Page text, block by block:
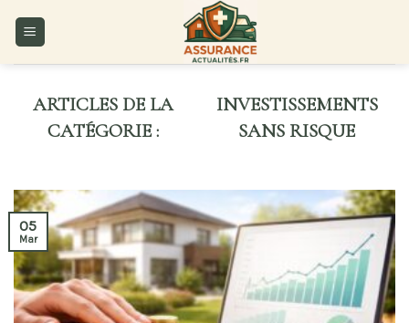
INVESTISSEMENTS
SANS RISQUE
05
Mar